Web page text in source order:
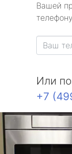
Вашей
Или
+7